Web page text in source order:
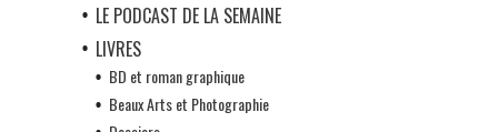
LE PODCAST DE LA SEMAINE
LIVRES
BD et roman graphique
Beaux Arts et Photographie